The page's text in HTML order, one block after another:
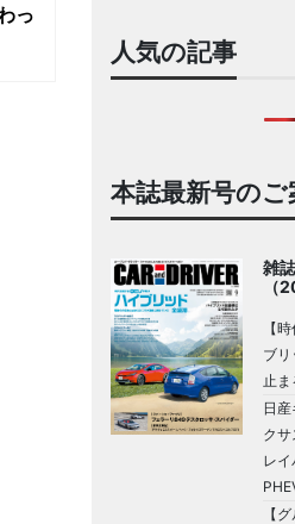
っ
人気の記事
本誌最新号のご
雑
（
【
ブ
止ま
日
クサ
レ
【